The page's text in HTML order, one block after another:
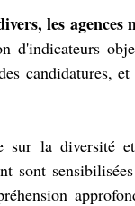
les agences
d'indicateurs
candidatures,
la diversité
sont